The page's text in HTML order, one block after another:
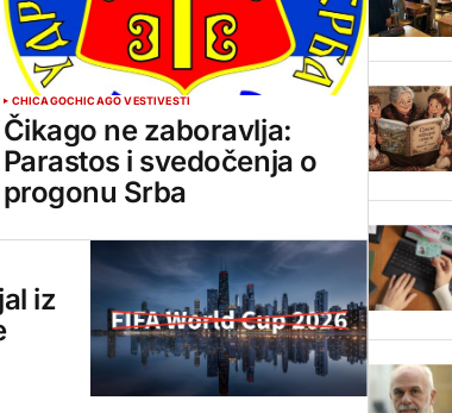
CHICAGOCHICAGO VESTIVESTI
Čikago ne zaboravlja:
Parastos i svedočenja o
progonu Srba
iz